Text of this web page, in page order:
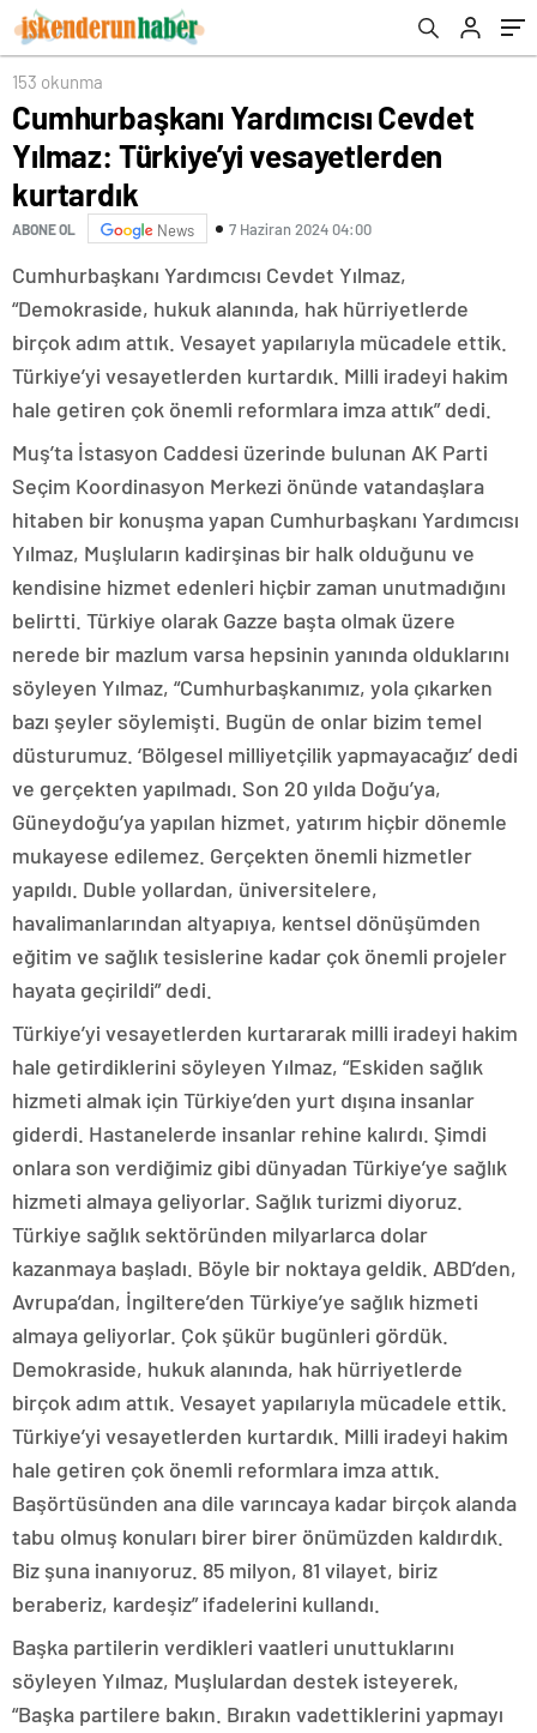
153 okunma
Cumhurbaşkanı Yardımcısı Cevdet
Yılmaz: Türkiye’yi vesayetlerden
kurtardık
ABONE OL News 7 Haziran 2024 04:00
Cumhurbaşkanı Yardımcısı Cevdet Yılmaz,
“Demokraside, hukuk alanında, hak hürriyetlerde
birçok adım attık. Vesayet yapılarıyla mücadele ettik.
Türkiye’yi vesayetlerden kurtardık. Milli iradeyi hakim
hale getiren çok önemli reformlara imza attık” dedi.
Muş’ta İstasyon Caddesi üzerinde bulunan AK Parti
Seçim Koordinasyon Merkezi önünde vatandaşlara
hitaben bir konuşma yapan Cumhurbaşkanı Yardımcısı
Yılmaz, Muşluların kadirşinas bir halk olduğunu ve
kendisine hizmet edenleri hiçbir zaman unutmadığını
belirtti. Türkiye olarak Gazze başta olmak üzere
nerede bir mazlum varsa hepsinin yanında olduklarını
söyleyen Yılmaz, “Cumhurbaşkanımız, yola çıkarken
bazı şeyler söylemişti. Bugün de onlar bizim temel
düsturumuz. ‘Bölgesel milliyetçilik yapmayacağız’ dedi
ve gerçekten yapılmadı. Son 20 yılda Doğu’ya,
Güneydoğu’ya yapılan hizmet, yatırım hiçbir dönemle
mukayese edilemez. Gerçekten önemli hizmetler
yapıldı. Duble yollardan, üniversitelere,
havalimanlarından altyapıya, kentsel dönüşümden
eğitim ve sağlık tesislerine kadar çok önemli projeler
hayata geçirildi” dedi.
Türkiye’yi vesayetlerden kurtararak milli iradeyi hakim
hale getirdiklerini söyleyen Yılmaz, “Eskiden sağlık
hizmeti almak için Türkiye’den yurt dışına insanlar
giderdi. Hastanelerde insanlar rehine kalırdı. Şimdi
onlara son verdiğimiz gibi dünyadan Türkiye’ye sağlık
hizmeti almaya geliyorlar. Sağlık turizmi diyoruz.
Türkiye sağlık sektöründen milyarlarca dolar
kazanmaya başladı. Böyle bir noktaya geldik. ABD’den,
Avrupa’dan, İngiltere’den Türkiye’ye sağlık hizmeti
almaya geliyorlar. Çok şükür bugünleri gördük.
Demokraside, hukuk alanında, hak hürriyetlerde
birçok adım attık. Vesayet yapılarıyla mücadele ettik.
Türkiye’yi vesayetlerden kurtardık. Milli iradeyi hakim
hale getiren çok önemli reformlara imza attık.
Başörtüsünden ana dile varıncaya kadar birçok alanda
tabu olmuş konuları birer birer önümüzden kaldırdık.
Biz şuna inanıyoruz. 85 milyon, 81 vilayet, biriz
beraberiz, kardeşiz” ifadelerini kullandı.
Başka partilerin verdikleri vaatleri unuttuklarını
söyleyen Yılmaz, Muşlulardan destek isteyerek,
“Başka partilere bakın. Bırakın vadettiklerini yapmayı